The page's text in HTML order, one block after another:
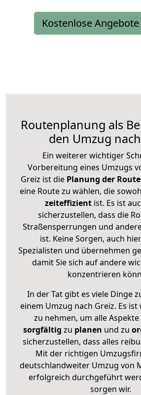
Kostenlose
Routenplanung als
den Umzug
Ein weiterer wichtiger
Vorbereitung eines Umzugs
Greiz ist die Planung der
eine Route zu wählen, die
zeiteffizientist. Es ist
sicherzustellen, dass die
Straßensperrungen und
ist. Keine Sorgen, auch
Spezialisten und übernehmen
damit Sie sich auf andere
konzentrieren
In der Tat gibt es viele Dinge
einem Umzug nach Greiz. Es
zu nehmen, um alle
sorgfältig zu planen und zu
sicherzustellen, dass alles
Mit der richtigen
deutschlandweiter Umzug von
erfolgreich durchgeführt
sorgen wir.